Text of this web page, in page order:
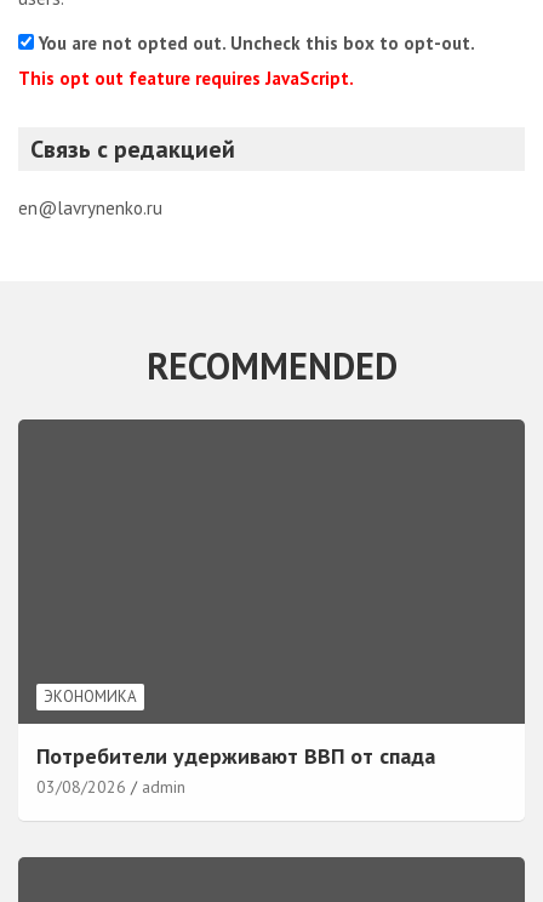
You are not opted out. Uncheck this box to opt-out.
This opt out feature requires JavaScript.
Связь с редакцией
en@lavrynenko.ru
RECOMMENDED
ЭКОНОМИКА
Потребители удерживают ВВП от спада
03/08/2026 admin